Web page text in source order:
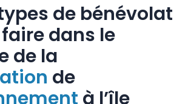
de bénévolat
dans le
de la
de
à l’île